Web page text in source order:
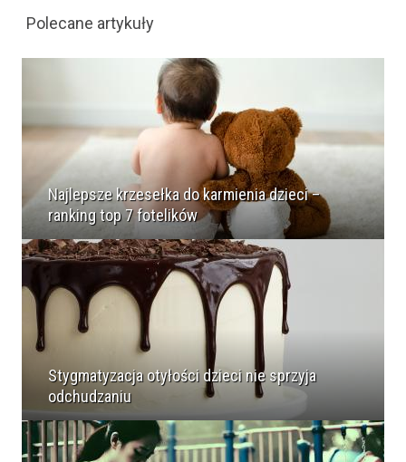
Polecane artykuły
Najlepsze krzesełka do karmienia dzieci –
ranking top 7 fotelików
Stygmatyzacja otyłości dzieci nie sprzyja
odchudzaniu